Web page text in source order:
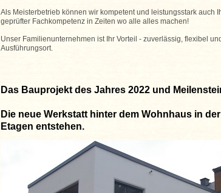
Als Meisterbetrieb können wir kompetent und leistungsstark auch
geprüfter Fachkompetenz in Zeiten wo alle alles machen!
Unser Familienunternehmen ist Ihr Vorteil - zuverlässig, flexibel
Ausführungsort.
Das Bauprojekt des Jahres 2022 und
Die neue Werkstatt hinter dem Wohnhaus in
Etagen entstehen.